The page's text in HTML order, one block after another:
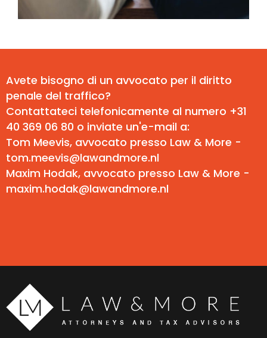
Avete bisogno di un avvocato per il diritto
penale del traffico?
Contattateci telefonicamente al numero +31
40 369 06 80 o inviate un'e-mail a:
Tom Meevis, avvocato presso Law & More -
tom.meevis@lawandmore.nl
Maxim Hodak, avvocato presso Law & More -
maxim.hodak@lawandmore.nl